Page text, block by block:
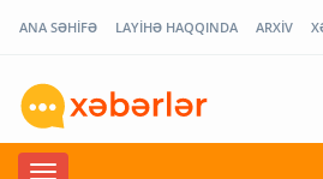
ANA SƏHİFƏ LAYİHƏ HAQQINDA ARXİV